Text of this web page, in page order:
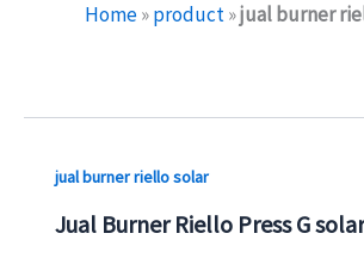
Home»product»jual burner
jual burner riello solar
Jual Burner Riello Press G solar